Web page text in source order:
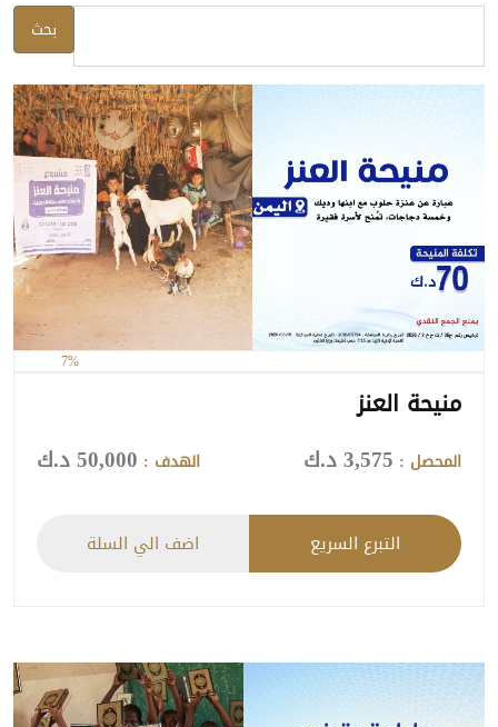
بحث
7%
منيحة العنز
المحصل : 3,575 د.ك الهدف : 50,000 د.ك
التبرع السريع اضف الي السلة